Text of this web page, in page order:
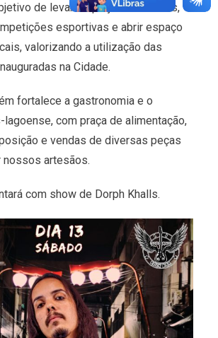
de levar os projetos culturais,
esportivas e abrir espaço
valorizando a utilização das
na Cidade.
fortalece a gastronomia e o
com praça de alimentação,
e vendas de diversas peças
artesãos.
com show de Dorph Khalls.